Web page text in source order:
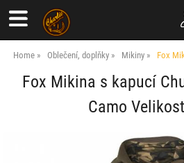
Home Oblečení, doplňky Mikiny Fox
Fox Mikina s kapucí
Camo